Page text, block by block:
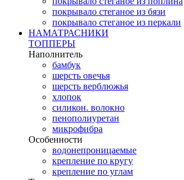
покрывало стеганое из бязи
покрывало стеганое из перкали
НАМАТРАСНИКИ
ТОППЕРЫ
Наполнитель
бамбук
шерсть овечья
шерсть верблюжья
хлопок
силикон. волокно
пенополиуретан
микрофибра
Особенности
водонепроницаемые
крепление по кругу
крепление по углам